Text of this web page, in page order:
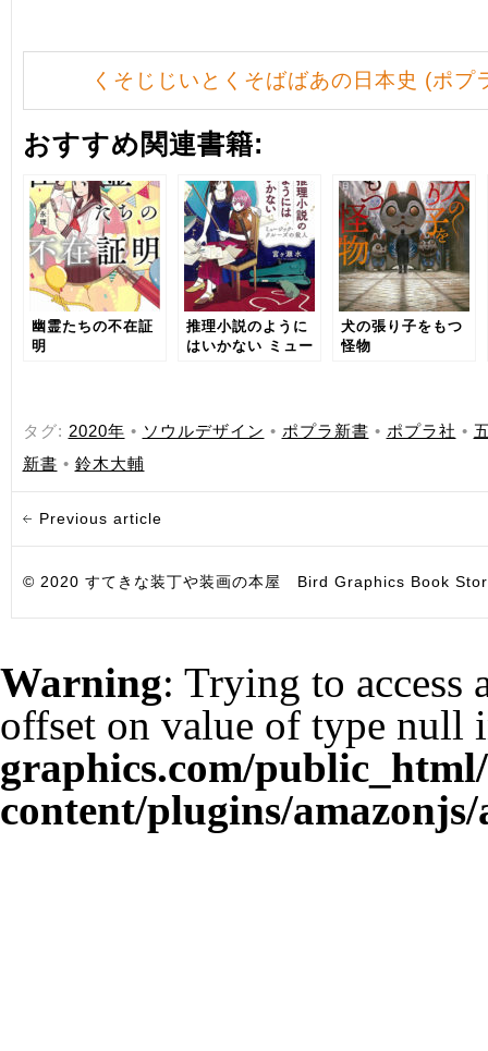
くそじじいとくそばばあの日本史 (ポプ
おすすめ関連書籍:
幽霊たちの不在証
明
推理小説のように
はいかない ミュー
犬の張り子をもつ
怪物
タグ: 2020年 • ソウルデザイン • ポプラ新書 • ポプラ社 •
新書 • 鈴木大輔
Previous article
© 2020 すてきな装丁や装画の本屋 Bird Graphics Book
Warning: Trying to access
offset on value of type null
graphics.com/
content/plugins/